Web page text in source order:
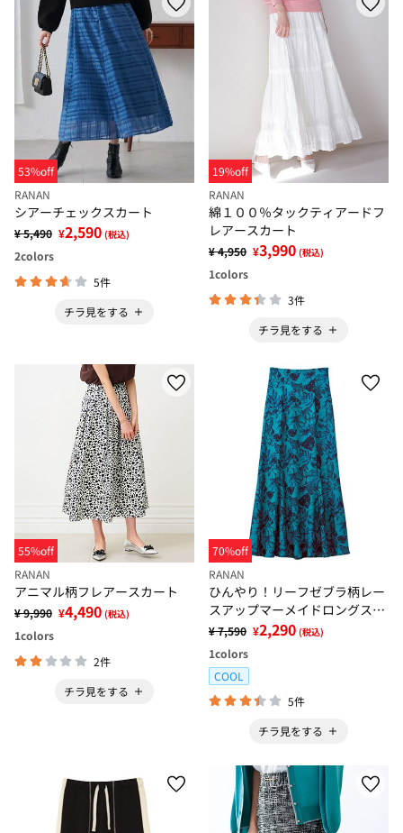
53%off
RANAN
シアーチェックスカート
¥ 5,490 ¥2,590 (税込)
2colors
5件
チラ見をする
19%off
RANAN
綿１００％タックティアードフ
レアースカート
¥ 4,950 ¥3,990 (税込)
1colors
3件
チラ見をする
55%off
RANAN
アニマル柄フレアースカート
¥ 9,990 ¥4,490 (税込)
1colors
2件
チラ見をする
70%off
RANAN
ひんやり！リーフゼブラ柄レー
スアップマーメイドロングスカ
ート
¥ 7,590 ¥2,290 (税込)
1colors
COOL
5件
チラ見をする